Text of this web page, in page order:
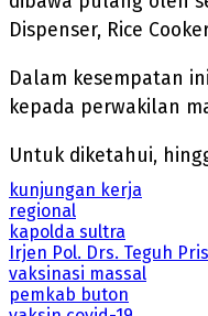
Dispenser, Rice
Dalam kesempatan
kepada perwakilan
Untuk diketahui,
kunjungan kerja
regional
kapolda sultra
Irjen Pol. Drs. Teguh
vaksinasi massal
pemkab buton